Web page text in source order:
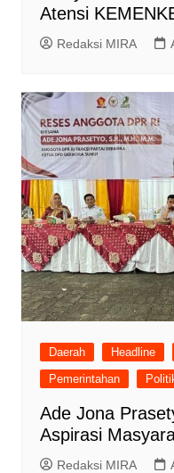
Atensi
Redaksi MIRA
Daerah Headline
Pemerintahan
Ade Jona
Aspirasi
Redaksi MIRA